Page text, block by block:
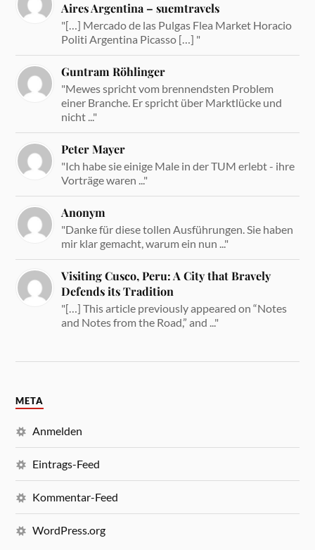
Aires Argentina – suemtravels
"[…] Mercado de las Pulgas Flea Market Horacio
Politi Argentina Picasso […] "
Guntram Röhlinger
"Mewes spricht vom brennendsten Problem
einer Branche. Er spricht über Marktlücke und
nicht ..."
Peter Mayer
"Ich habe sie einige Male in der TUM erlebt - ihre
Vorträge waren ..."
Anonym
"Danke für diese tollen Ausführungen. Sie haben
mir klar gemacht, warum ein nun ..."
Visiting Cusco, Peru: A City that Bravely
Defends its Tradition
"[…] This article previously appeared on “Notes
and Notes from the Road,” and ..."
META
Anmelden
Eintrags-Feed
Kommentar-Feed
WordPress.org